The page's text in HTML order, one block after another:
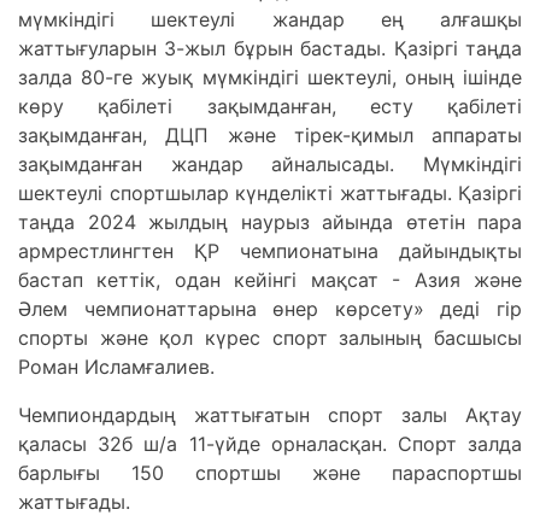
мүмкіндігі шектеулі жандар ең алғашқы
жаттығуларын 3-жыл бұрын бастады. Қазіргі таңда
залда 80-ге жуық мүмкіндігі шектеулі, оның ішінде
көру қабілеті зақымданған, есту қабілеті
зақымданған, ДЦП және тірек-қимыл аппараты
зақымданған жандар айналысады. Мүмкіндігі
шектеулі спортшылар күнделікті жаттығады. Қазіргі
таңда 2024 жылдың наурыз айында өтетін пара
армрестлингтен ҚР чемпионатына дайындықты
бастап кеттік, одан кейінгі мақсат - Азия және
Әлем чемпионаттарына өнер көрсету» деді гір
спорты және қол күрес спорт залының басшысы
Роман Исламғалиев.
Чемпиондардың жаттығатын спорт залы Ақтау
қаласы 32б ш/а 11-үйде орналасқан. Спорт залда
барлығы 150 спортшы және параспортшы
жаттығады.